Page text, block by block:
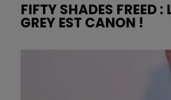
FIFTY SHADES FREED
GREY EST CANON !